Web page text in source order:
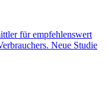
für empfehlenswert
Neue Studie